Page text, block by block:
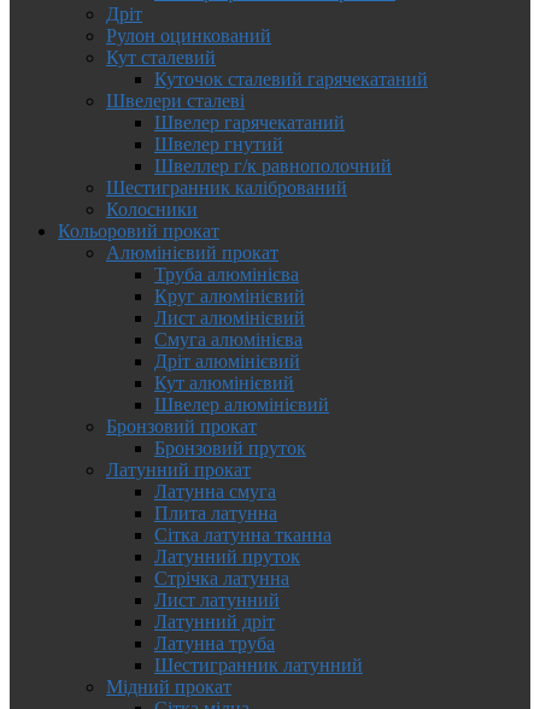
Дріт
Рулон оцинкований
Кут сталевий
Куточок сталевий гарячекатаний
Швелери сталеві
Швелер гарячекатаний
Швелер гнутий
Швеллер г/к равнополочний
Шестигранник калібрований
Колосники
Кольоровий прокат
Алюмінієвий прокат
Труба алюмінієва
Круг алюмінієвий
Лист алюмінієвий
Смуга алюмінієва
Дріт алюмінієвий
Кут алюмінієвий
Швелер алюмінієвий
Бронзовий прокат
Бронзовий пруток
Латунний прокат
Латунна смуга
Плита латунна
Сітка латунна тканна
Латунний пруток
Стрічка латунна
Лист латунний
Латунний дріт
Латунна труба
Шестигранник латунний
Мідний прокат